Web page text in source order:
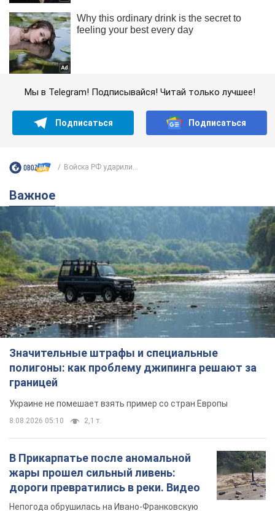
Мы в Telegram! Подписывайся! Читай только лучшее!
Подписаться Подписаться
Войска РФ ударили...
Важное
Значительные штрафы и специальные
полигоны: как проблему джипинга решают за
границей
Украине не помешает взять пример со стран Европы
8.08.2026 05:10 2,1 т.
В Прикарпатье после аномальной
жары прошел сильный ливень:
дороги превратились в реки. Видео
Непогода обрушилась на Ивано-Франковскую